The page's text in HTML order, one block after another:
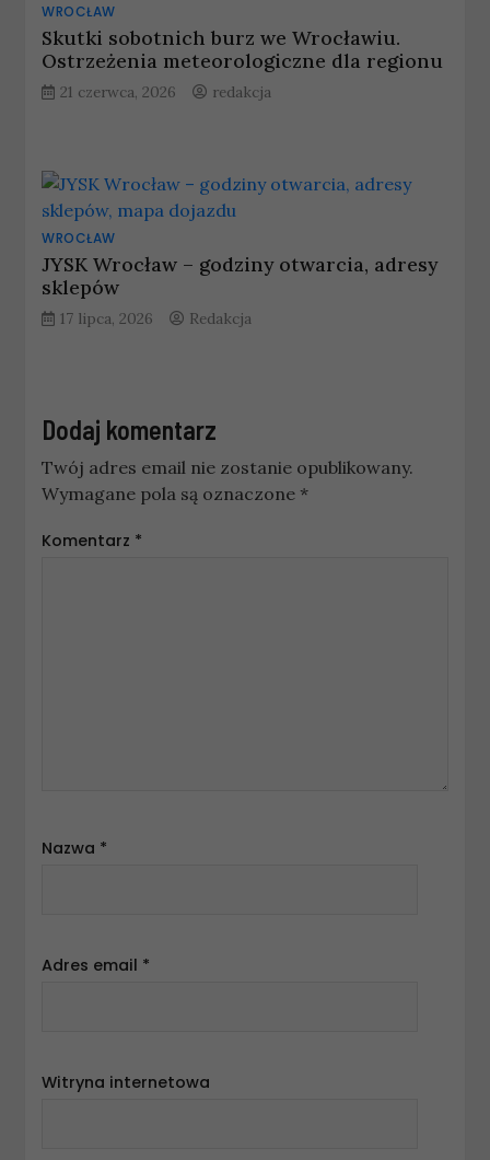
WROCŁAW
Skutki sobotnich burz we Wrocławiu.
Ostrzeżenia meteorologiczne dla regionu
21 czerwca, 2026 redakcja
WROCŁAW
JYSK Wrocław – godziny otwarcia, adresy
sklepów
17 lipca, 2026 Redakcja
Dodaj komentarz
Twój adres email nie zostanie opublikowany.
Wymagane pola są oznaczone *
Komentarz *
Nazwa *
Adres email *
Witryna internetowa